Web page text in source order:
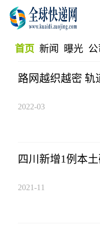
首页 新闻 曝光 公
路网越织越密 轨
2022-03
四川新增1例本
2021-11